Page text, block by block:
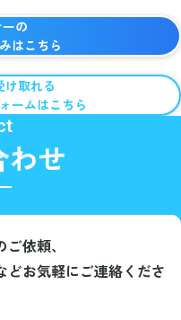
の
はこちら
け取れる
ームはこちら
せ
依頼、
どお気軽にご連絡くださ